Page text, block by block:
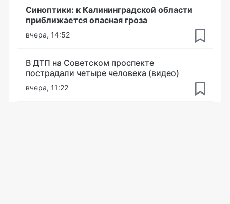
Синоптики: к Калининградской области
приближается опасная гроза
вчера, 14:52
В ДТП на Советском проспекте
пострадали четыре человека (видео)
вчера, 11:22